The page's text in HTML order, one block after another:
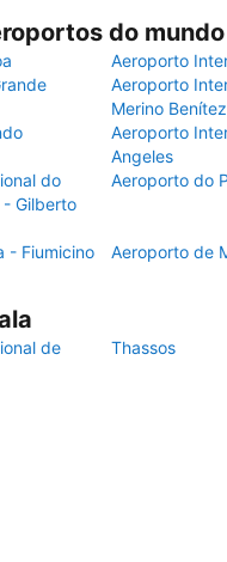
do mundo
Aeroporto
Aeroporto
Merino Benítez
Aeroporto
Angeles
do
- Gilberto
Aeroporto do
- Fiumicino Aeroporto de
de
Thassos